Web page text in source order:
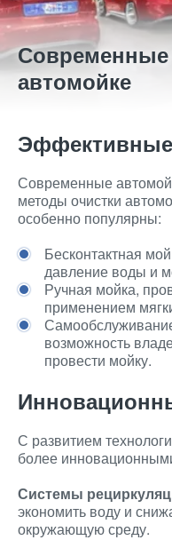
Современные
автомойке
Современные
методы очистки
особенно популярны:
Бесконтактная
давление воды и
Ручная мойка,
применением
возможность
провести мойку.
С развитием
более
Системы
экономить воду и
окружающую среду.